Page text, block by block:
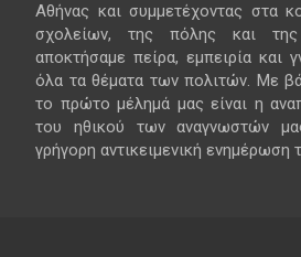
Αθήνας και συμμετέχοντας στα
σχολείων, της πόλης και
αποκτήσαμε πείρα, εμπειρία και
όλα τα θέματα των πολιτών. Με
το πρώτο μέλημά μας είναι η
του ηθικού των αναγνωστών
γρήγορη αντικειμενική ενημέρωση